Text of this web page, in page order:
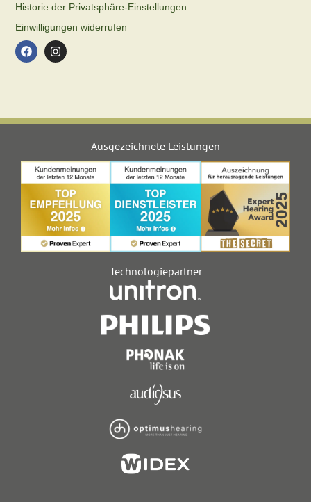
Historie der Privatsphäre-Einstellungen
Einwilligungen widerrufen
Ausgezeichnete Leistungen
Technologiepartner